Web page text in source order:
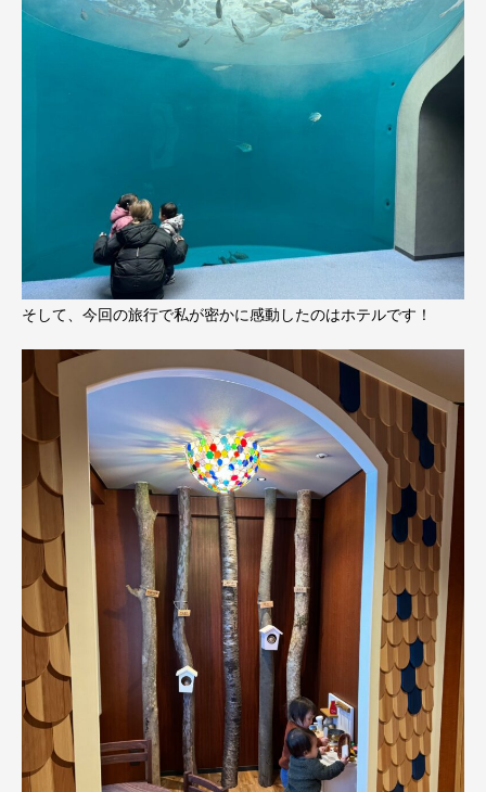
そして、今回の旅行で私が密かに感動したのはホテルです！